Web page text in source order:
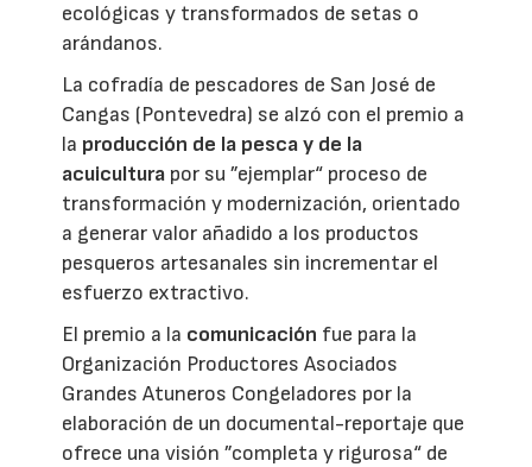
ecológicas y transformados de setas o
arándanos.
La cofradía de pescadores de San José de
Cangas (Pontevedra) se alzó con el premio a
la producción de la pesca y de la
acuicultura por su ”ejemplar“ proceso de
transformación y modernización, orientado
a generar valor añadido a los productos
pesqueros artesanales sin incrementar el
esfuerzo extractivo.
El premio a la comunicación fue para la
Organización Productores Asociados
Grandes Atuneros Congeladores por la
elaboración de un documental-reportaje que
ofrece una visión ”completa y rigurosa“ de